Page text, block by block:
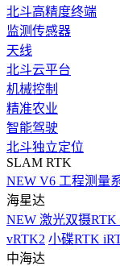
北斗高精度终端
监测传感器
天线
北斗云平台
机械控制
精准农业
智能驾驶
北斗独立定位
SLAM RTK
NEW V6 工程测量
海星达
NEW 激光双摄RTK
vRTK2 小碟RTK
中海达